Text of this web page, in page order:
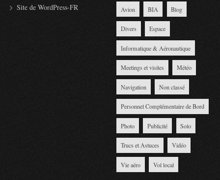
Site de WordPress-FR
Avion BIA Blog
Divers Espace
Informatique & Aéronautique
Meetings et visites Météo
Navigation Non classé
Personnel Complémentaire de Bord
Photo Publicité Solo
Trucs et Astuces Vidéo
Vie aéro Vol local